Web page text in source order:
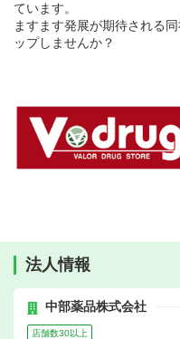
ています。
ますます発展が期待される
ップしませんか？
法人情報
中部薬品株式会社
店舗数30以上